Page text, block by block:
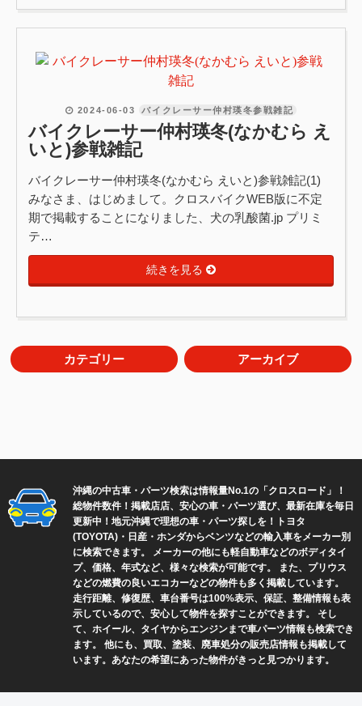
2024-06-03 バイクレーサー仲村瑛冬参戦雑記
バイクレーサー仲村瑛冬(なかむら え
いと)参戦雑記
バイクレーサー仲村瑛冬(なかむら えいと)参戦雑記(1)
みなさま、はじめまして。クロスバイクWEB版に不定
期で掲載することになりました、犬の乳酸菌.jp プリミ
テ…
続きを見る
カテゴリー
ジャッキー北谷の『あぶ
ら』売ります！ (1)
それでも道は続くのだ！(4)
のりもの好きが集まるカフ
バイクジムカーナ(27)
バイクレーサー仲村瑛冬参
昭和モータース(2)
アーカイブ
2026年2月(2)
2026年1月(2)
2025年12月(2)
2025年11月(2)
2025年10月(6)
2025年9月(1)
2025年8月(2)
沖縄の中古車・パーツ検索は情報量No.1の「クロスロード」！
総物件数件！掲載店店、安心の車・パーツ選び、最新在庫を毎日
更新中！地元沖縄で理想の車・パーツ探しを！トヨタ
(TOYOTA)・日産・ホンダからベンツなどの輸入車をメーカー別
に検索できます。 メーカーの他にも軽自動車などのボディタイ
プ、価格、年式など、様々な検索が可能です。 また、プリウス
などの燃費の良いエコカーなどの物件も多く掲載しています。
走行距離、修復歴、車台番号は100%表示、保証、整備情報も表
示しているので、安心して物件を探すことができます。 そし
て、ホイール、タイヤからエンジンまで車パーツ情報も検索でき
ます。 他にも、買取、塗装、廃車処分の販売店情報も掲載して
います。あなたの希望にあった物件がきっと見つかります。